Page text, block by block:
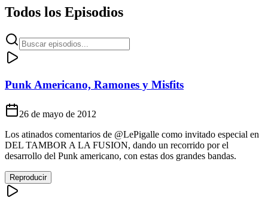
Todos los Episodios
Punk Americano, Ramones y Misfits
26 de mayo de 2012
Los atinados comentarios de @LePigalle como invitado especial en
DEL TAMBOR A LA FUSION, dando un recorrido por el
desarrollo del Punk americano, con estas dos grandes bandas.
Reproducir